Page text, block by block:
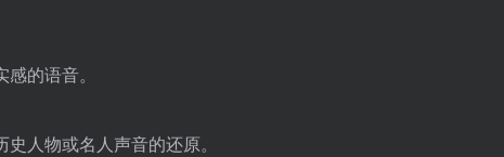
的语音。
人物或名人声音的还原。